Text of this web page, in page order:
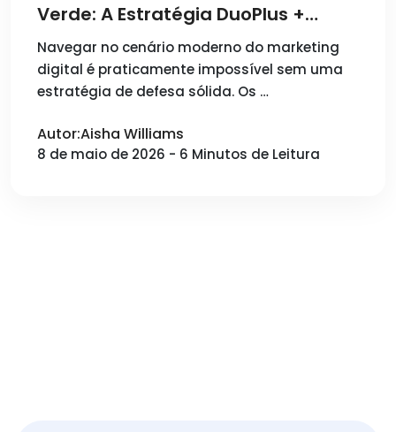
Verde: A Estratégia DuoPlus +
Cloaking.House
Navegar no cenário moderno do marketing
digital é praticamente impossível sem uma
estratégia de defesa sólida. Os …
Autor:Aisha Williams
8 de maio de 2026 - 6 Minutos de Leitura